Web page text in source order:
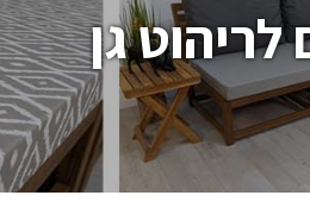
זולה
לכלבים
גן
לריהוט גן